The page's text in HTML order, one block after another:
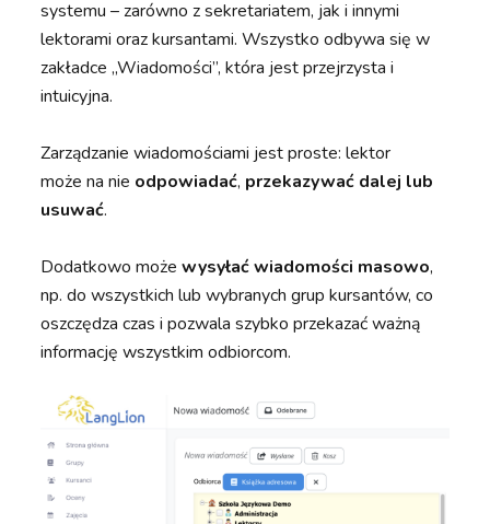
systemu – zarówno z sekretariatem, jak i innymi
lektorami oraz kursantami. Wszystko odbywa się w
zakładce „Wiadomości”, która jest przejrzysta i
intuicyjna.
Zarządzanie wiadomościami jest proste: lektor
może na nie odpowiadać, przekazywać dalej lub
usuwać.
Dodatkowo możewysyłać wiadomości masowo,
np. do wszystkich lub wybranych grup kursantów, co
oszczędza czas i pozwala szybko przekazać ważną
informację wszystkim odbiorcom.